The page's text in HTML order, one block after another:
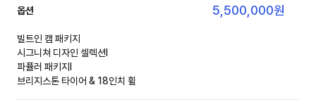
옵션 5,500,000원
빌트인 캠 패키지
시그니쳐 디자인 셀렉션Ⅰ
파퓰러 패키지Ⅰ
브리지스톤 타이어 & 18인치 휠